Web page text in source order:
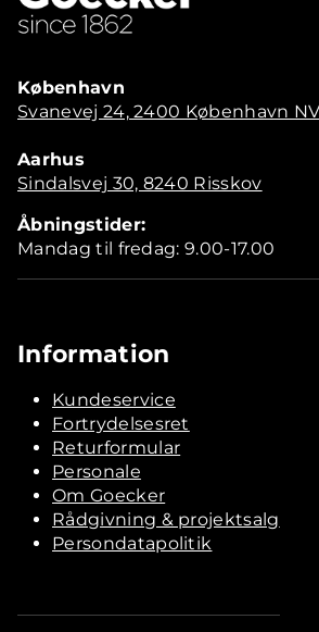
København
Svanevej 24, 2400 København NV
Aarhus
Sindalsvej 30, 8240 Risskov
Åbningstider:
Mandag til fredag: 9.00-17.00
Information
Kundeservice
Fortrydelsesret
Returformular
Personale
Om Goecker
Rådgivning & projektsalg
Persondatapolitik